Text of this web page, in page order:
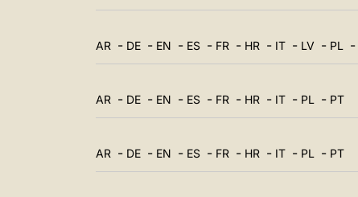
AR - DE - EN - ES - FR - HR - IT - LV - PL -
AR - DE - EN - ES - FR - HR - IT - PL - PT
AR - DE - EN - ES - FR - HR - IT - PL - PT